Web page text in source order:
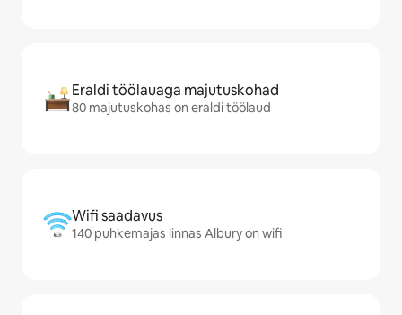
Eraldi töölauaga majutuskohad
80 majutuskohas on eraldi töölaud
Wifi saadavus
140 puhkemajas linnas Albury on wifi